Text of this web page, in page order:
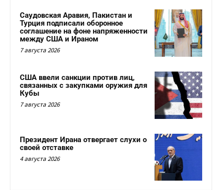
Саудовская Аравия, Пакистан и
Турция подписали оборонное
соглашение на фоне напряженности
между США и Ираном
7 августа 2026
США ввели санкции против лиц,
связанных с закупками оружия для
Кубы
7 августа 2026
Президент Ирана отвергает слухи о
своей отставке
4 августа 2026